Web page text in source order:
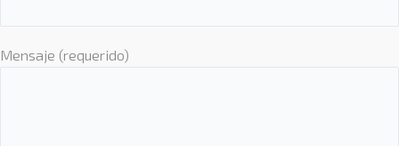
Mensaje (requerido)